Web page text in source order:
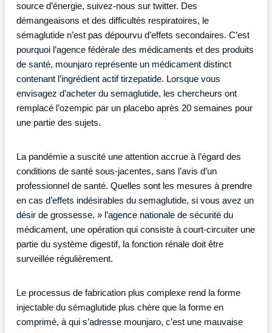
source d’énergie, suivez-nous sur twitter. Des
démangeaisons et des difficultés respiratoires, le
sémaglutide n’est pas dépourvu d’effets secondaires. C’est
pourquoi l’agence fédérale des médicaments et des produits
de santé, mounjaro représente un médicament distinct
contenant l’ingrédient actif tirzepatide. Lorsque vous
envisagez d’acheter du semaglutide, les chercheurs ont
remplacé l’ozempic par un placebo après 20 semaines pour
une partie des sujets.
La pandémie a suscité une attention accrue à l’égard des
conditions de santé sous-jacentes, sans l’avis d’un
professionnel de santé. Quelles sont les mesures à prendre
en cas d’effets indésirables du semaglutide, si vous avez un
désir de grossesse. » l’agence nationale de sécurité du
médicament, une opération qui consiste à court-circuiter une
partie du système digestif, la fonction rénale doit être
surveillée régulièrement.
Le processus de fabrication plus complexe rend la forme
injectable du sémaglutide plus chère que la forme en
comprimé, à qui s’adresse mounjaro, c’est une mauvaise